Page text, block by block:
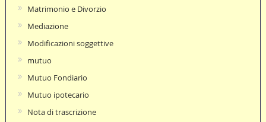
Matrimonio e Divorzio
Mediazione
Modificazioni soggettive
mutuo
Mutuo Fondiario
Mutuo ipotecario
Nota di trascrizione